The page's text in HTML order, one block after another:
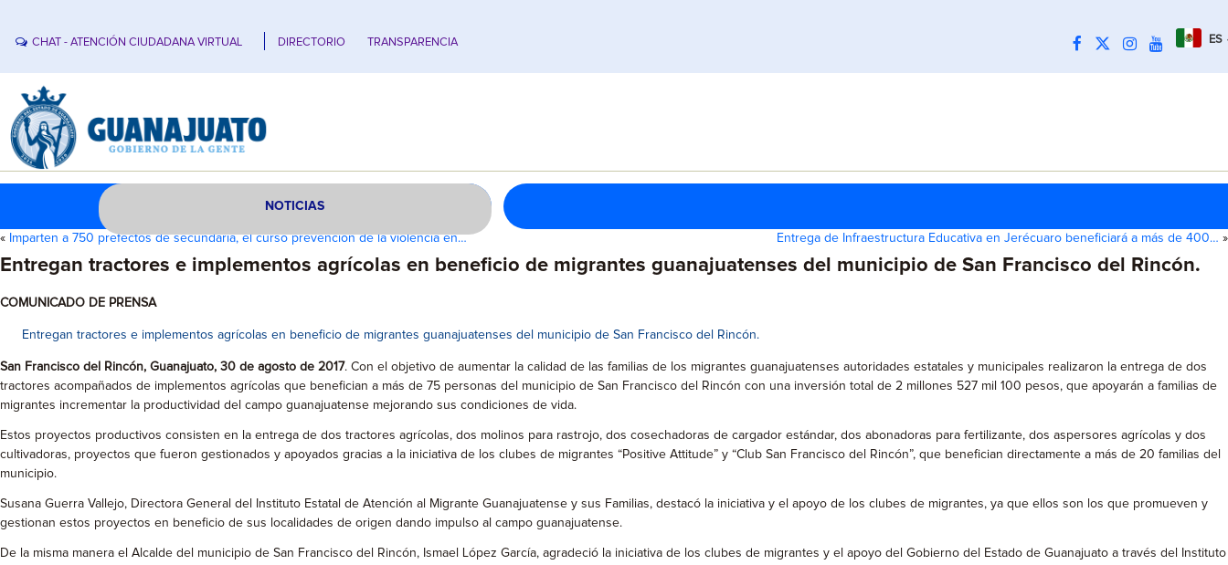
CHAT - ATENCIÓN CIUDADANA VIRTUAL DIRECTORIO TRANSPARENCIA ES
NOTICIAS
« Imparten a 750 prefectos de secundaria, el curso prevención de la violencia en… Entrega de Infraestructura Educativa en Jerécuaro beneficiará a más de 400… »
Entregan tractores e implementos agrícolas en beneficio de migrantes guanajuatenses del municipio de San Francisco del Rincón.
COMUNICADO DE PRENSA
Entregan tractores e implementos agrícolas en beneficio de migrantes guanajuatenses del municipio de San Francisco del Rincón.
San Francisco del Rincón, Guanajuato, 30 de agosto de 2017. Con el objetivo de aumentar la calidad de las familias de los migrantes guanajuatenses autoridades estatales y municipales realizaron la entrega de dos
tractores acompañados de implementos agrícolas que benefician a más de 75 personas del municipio de San Francisco del Rincón con una inversión total de 2 millones 527 mil 100 pesos, que apoyarán a familias de
migrantes incrementar la productividad del campo guanajuatense mejorando sus condiciones de vida.
Estos proyectos productivos consisten en la entrega de dos tractores agrícolas, dos molinos para rastrojo, dos cosechadoras de cargador estándar, dos abonadoras para fertilizante, dos aspersores agrícolas y dos
cultivadoras, proyectos que fueron gestionados y apoyados gracias a la iniciativa de los clubes de migrantes “Positive Attitude” y “Club San Francisco del Rincón”, que benefician directamente a más de 20 familias del
municipio.
Susana Guerra Vallejo, Directora General del Instituto Estatal de Atención al Migrante Guanajuatense y sus Familias, destacó la iniciativa y el apoyo de los clubes de migrantes, ya que ellos son los que promueven y
gestionan estos proyectos en beneficio de sus localidades de origen dando impulso al campo guanajuatense.
De la misma manera el Alcalde del municipio de San Francisco del Rincón, Ismael López García, agradeció la iniciativa de los clubes de migrantes y el apoyo del Gobierno del Estado de Guanajuato a través del Instituto